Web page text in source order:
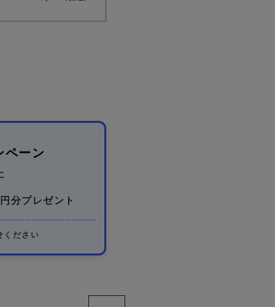
ペーン
円分プレゼント
ください